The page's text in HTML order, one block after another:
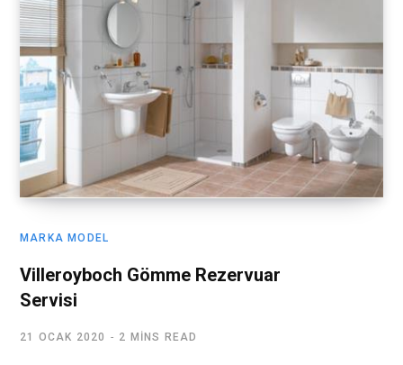
MARKA MODEL
Villeroyboch Gömme Rezervuar
Servisi
21 OCAK 2020 2 MINS READ